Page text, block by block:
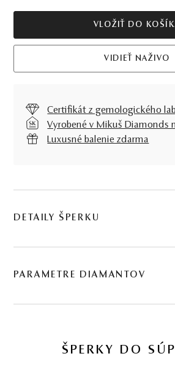
VLOŽIŤ DO
VIDIEŤ NAŽIVO
Certifikát z gemologického
Vyrobené v Mikuš Diamonds
Luxusné balenie zdarma
DETAILY ŠPERKU
ponúkajú ručne osadené diamanty a
244501042.
0.216 ct
PARAMETRE DIAMANTOV
1 0,054 ct
ŠPERKY DO